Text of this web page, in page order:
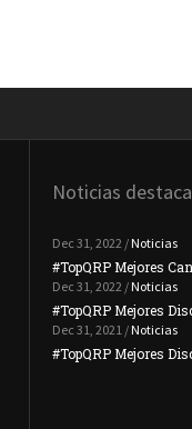
Noticias
Dec 31, 2022 / Noticias
#TopQRP Mejores
Dec 31, 2022 / Noticias
#TopQRP Mejores
Dec 31, 2021 / Noticias
#TopQRP Mejores